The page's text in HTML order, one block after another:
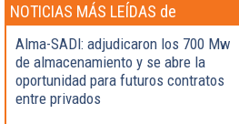
NOTICIAS MÁS LEÍDAS de
Actualidad
Alma-SADI: adjudicaron los 700 Mw
de almacenamiento y se abre la
oportunidad para futuros contratos
entre privados